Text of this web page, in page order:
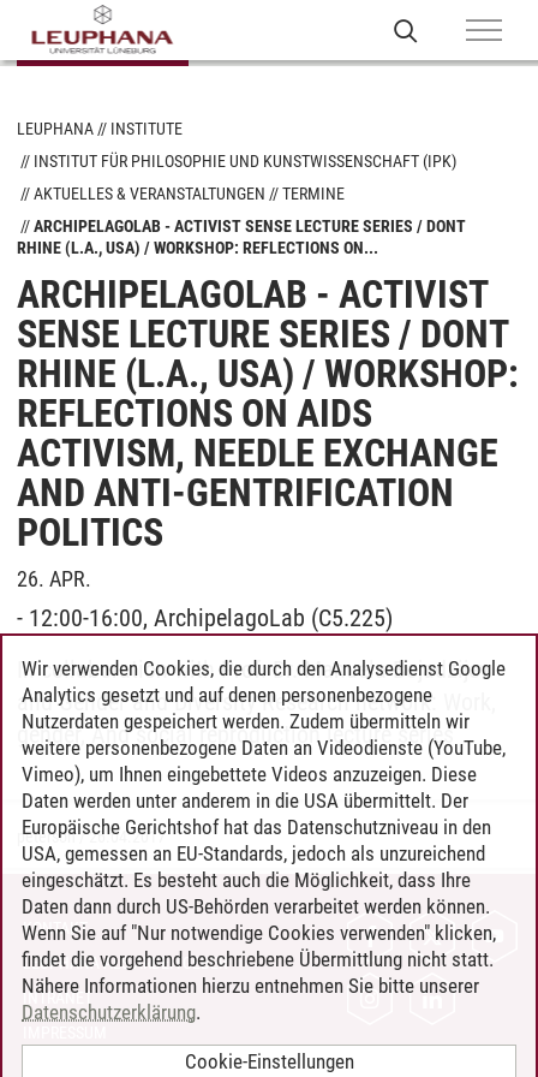
LEUPHANA
INSTITUTE
INSTITUT FÜR PHILOSOPHIE UND KUNSTWISSENSCHAFT (IPK)
AKTUELLES & VERANSTALTUNGEN
TERMINE
ARCHIPELAGOLAB - ACTIVIST SENSE LECTURE SERIES / DONT
RHINE (L.A., USA) / WORKSHOP: REFLECTIONS ON...
ARCHIPELAGOLAB - ACTIVIST
SENSE LECTURE SERIES / DONT
RHINE (L.A., USA) / WORKSHOP:
REFLECTIONS ON AIDS
ACTIVISM, NEEDLE EXCHANGE
AND ANTI-GENTRIFICATION
POLITICS
26. APR.
- 12:00-16:00, ArchipelagoLab (C5.225)
In collaboration with Prof. Dr. Manuela Bojadzijev
and Gender and Diversity Research network: Work,
gender, And social reproduction lecture series
peterson/26.04.2017
KONTAKT
LEUPHANA ALS ARBEITGEBER
INTRANET
Wir verwenden Cookies, die durch den Analysedienst Google
Analytics gesetzt und auf denen personenbezogene
Nutzerdaten gespeichert werden. Zudem übermitteln wir
weitere personenbezogene Daten an Videodienste (YouTube,
Vimeo), um Ihnen eingebettete Videos anzuzeigen. Diese
Daten werden unter anderem in die USA übermittelt. Der
Europäische Gerichtshof hat das Datenschutzniveau in den
USA, gemessen an EU-Standards, jedoch als unzureichend
eingeschätzt. Es besteht auch die Möglichkeit, dass Ihre
Daten dann durch US-Behörden verarbeitet werden können.
Wenn Sie auf "Nur notwendige Cookies verwenden" klicken,
findet die vorgehend beschriebene Übermittlung nicht statt.
Nähere Informationen hierzu entnehmen Sie bitte unserer
Datenschutzerklärung.
Cookie-Einstellungen